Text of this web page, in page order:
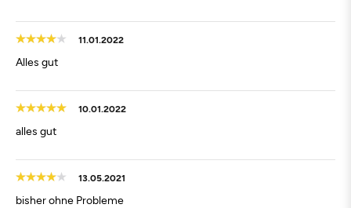
11.01.2022
Alles gut
10.01.2022
alles gut
13.05.2021
bisher ohne Probleme